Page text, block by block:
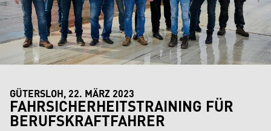
GÜTERSLOH, 22. MÄRZ 2023
FAHRSICHERHEITSTRAINING FÜR
BERUFSKRAFTFAHRER